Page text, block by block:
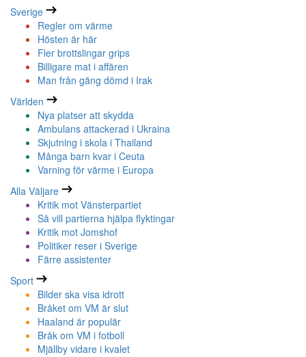
Sverige
Regler om värme
Hösten är här
Fler brottslingar grips
Billigare mat i affären
Man från gäng dömd i Irak
Världen
Nya platser att skydda
Ambulans attackerad i Ukraina
Skjutning i skola i Thailand
Många barn kvar i Ceuta
Varning för värme i Europa
Alla Väljare
Kritik mot Vänsterpartiet
Så vill partierna hjälpa flyktingar
Kritik mot Jomshof
Politiker reser i Sverige
Färre assistenter
Sport
Bilder ska visa idrott
Bråket om VM är slut
Haaland är populär
Bråk om VM i fotboll
Mjällby vidare i kvalet